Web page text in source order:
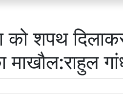
को शपथ
माखौल:राहुल